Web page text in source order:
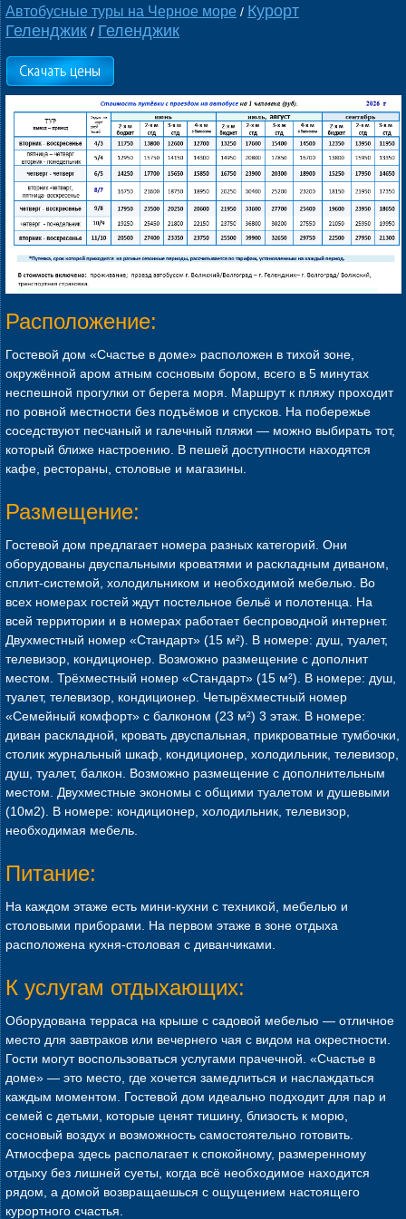
Автобусные туры на Черное море / Курорт
Геленджик / Геленджик
Расположение:
Гостевой дом «Счастье в доме» расположен в тихой зоне,
окружённой аром атным сосновым бором, всего в 5 минутах
неспешной прогулки от берега моря. Маршрут к пляжу проходит
по ровной местности без подъёмов и спусков. На побережье
соседствуют песчаный и галечный пляжи — можно выбирать тот,
который ближе настроению. В пешей доступности находятся
кафе, рестораны, столовые и магазины.
Размещение:
Гостевой дом предлагает номера разных категорий. Они
оборудованы двуспальными кроватями и раскладным диваном,
сплит-системой, холодильником и необходимой мебелью. Во
всех номерах гостей ждут постельное бельё и полотенца. На
всей территории и в номерах работает беспроводной интернет.
Двухместный номер «Стандарт» (15 м²). В номере: душ, туалет,
телевизор, кондиционер. Возможно размещение с дополнит
местом. Трёхместный номер «Стандарт» (15 м²). В номере: душ,
туалет, телевизор, кондиционер. Четырёхместный номер
«Семейный комфорт» с балконом (23 м²) 3 этаж. В номере:
диван раскладной, кровать двуспальная, прикроватные тумбочки,
столик журнальный шкаф, кондиционер, холодильник, телевизор,
душ, туалет, балкон. Возможно размещение с дополнительным
местом. Двухместные экономы с общими туалетом и душевыми
(10м2). В номере: кондиционер, холодильник, телевизор,
необходимая мебель.
Питание:
На каждом этаже есть мини-кухни с техникой, мебелью и
столовыми приборами. На первом этаже в зоне отдыха
расположена кухня-столовая с диванчиками.
К услугам отдыхающих:
Оборудована терраса на крыше с садовой мебелью — отличное
место для завтраков или вечернего чая с видом на окрестности.
Гости могут воспользоваться услугами прачечной. «Счастье в
доме» — это место, где хочется замедлиться и наслаждаться
каждым моментом. Гостевой дом идеально подходит для пар и
семей с детьми, которые ценят тишину, близость к морю,
сосновый воздух и возможность самостоятельно готовить.
Атмосфера здесь располагает к спокойному, размеренному
отдыху без лишней суеты, когда всё необходимое находится
рядом, а домой возвращаешься с ощущением настоящего
курортного счастья.